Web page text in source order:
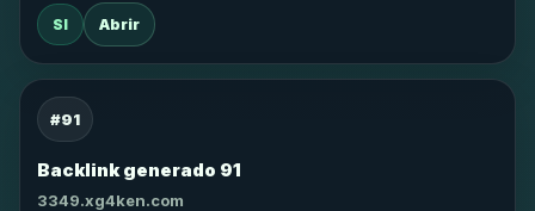
SI Abrir
#91
Backlink generado 91
3349.xg4ken.com